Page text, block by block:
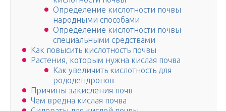
Определение кислотности почвы
народными способами
Определение кислотности почвы
специальными средствами
Как повысить кислотность почвы
Растения, которым нужна кислая почва
Как увеличить кислотность для
рододендронов
Причины закисления почв
Чем вредна кислая почва